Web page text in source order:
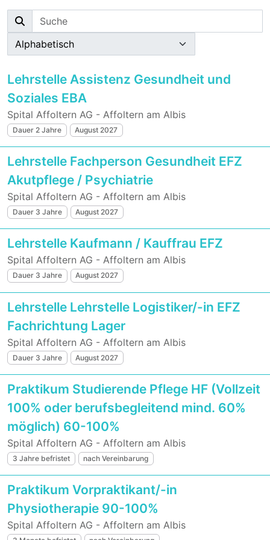
Lehrstelle Assistenz Gesundheit und
Soziales EBA
Spital Affoltern AG - Affoltern am Albis
Dauer 2 Jahre August 2027
Lehrstelle Fachperson Gesundheit EFZ
Akutpflege / Psychiatrie
Spital Affoltern AG - Affoltern am Albis
Dauer 3 Jahre August 2027
Lehrstelle Kaufmann / Kauffrau EFZ
Spital Affoltern AG - Affoltern am Albis
Dauer 3 Jahre August 2027
Lehrstelle Lehrstelle Logistiker/-in EFZ
Fachrichtung Lager
Spital Affoltern AG - Affoltern am Albis
Dauer 3 Jahre August 2027
Praktikum Studierende Pflege HF (Vollzeit
100% oder berufsbegleitend mind. 60%
möglich) 60-100%
Spital Affoltern AG - Affoltern am Albis
3 Jahre befristet nach Vereinbarung
Praktikum Vorpraktikant/-in
Physiotherapie 90-100%
Spital Affoltern AG - Affoltern am Albis